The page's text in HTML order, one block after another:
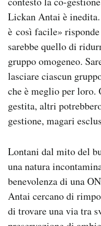
Lickan Antai è
è così facile»
sarebbe quello di
gruppo omogeneo.
lasciare ciascun
che è meglio per loro.
gestita, altri
gestione, magari
Lontani dal mito del
una natura
benevolenza di una
Antai cercano di
di trovare una via tra